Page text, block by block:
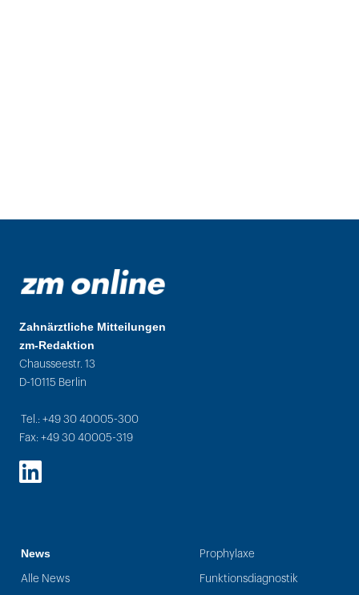
Zahnärztliche Mitteilungen
zm-Redaktion
Chausseestr. 13
D-10115 Berlin
Tel.: +49 30 40005-300
Fax: +49 30 40005-319
LinkedIn
News
Alle News
Prophylaxe
Funktionsdiagnostik